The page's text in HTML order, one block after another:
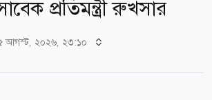
প্রতিমন্ত্রী রুখসার
আগস্ট, ২০২৬, ২৩:১০